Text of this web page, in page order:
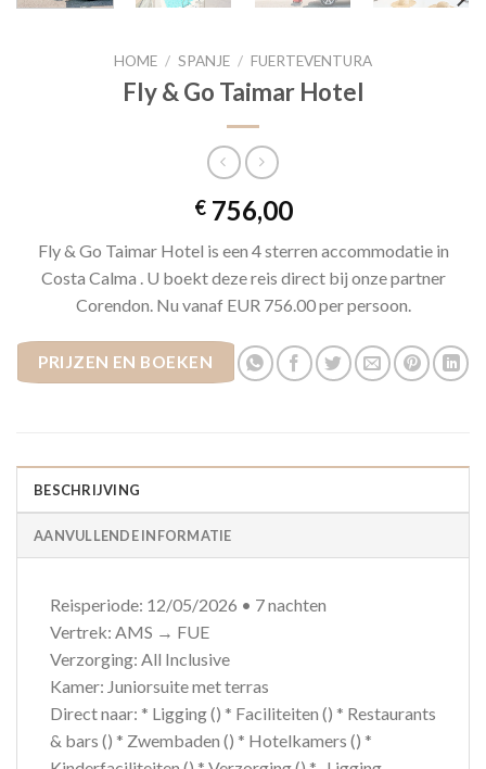
HOME / SPANJE / FUERTEVENTURA
Fly & Go Taimar Hotel
€756,00
Fly & Go Taimar Hotel is een 4 sterren accommodatie in
Costa Calma . U boekt deze reis direct bij onze partner
Corendon. Nu vanaf EUR 756.00 per persoon.
PRIJZEN EN BOEKEN
BESCHRIJVING
AANVULLENDE INFORMATIE
Reisperiode: 12/05/2026 • 7 nachten
Vertrek: AMS → FUE
Verzorging: All Inclusive
Kamer: Juniorsuite met terras
Direct naar: * Ligging () * Faciliteiten () * Restaurants
& bars () * Zwembaden () * Hotelkamers () *